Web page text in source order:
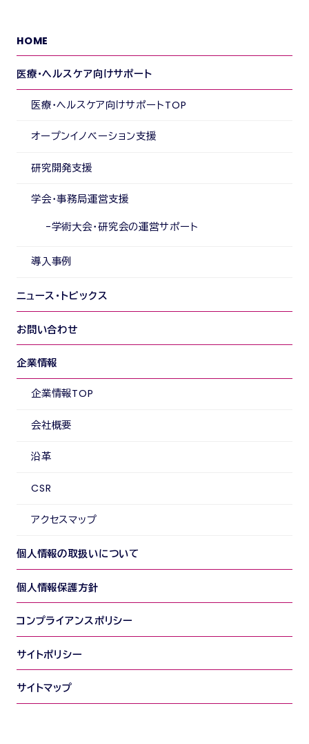
HOME
医療・ヘルスケア向けサポート
医療・ヘルスケア向けサポートTOP
オープンイノベーション支援
研究開発支援
学会・事務局運営支援
学術大会・研究会の運営サポート
導入事例
ニュース・トピックス
お問い合わせ
企業情報
企業情報TOP
会社概要
沿革
CSR
アクセスマップ
個人情報の取扱いについて
個人情報保護方針
コンプライアンスポリシー
サイトポリシー
サイトマップ